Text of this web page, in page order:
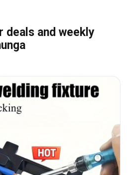
deals and weekly